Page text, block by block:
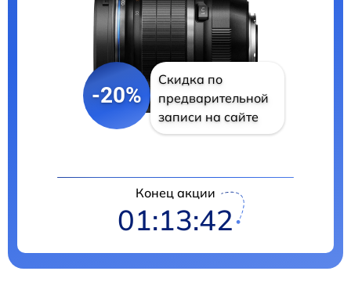
-20%
Скидка по
предварительной
записи на сайте
Конец акции
01:13:42